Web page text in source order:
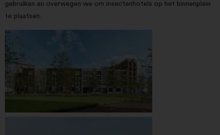
gebruiken en overwegen we om insectenhotels op het binnenplein
te plaatsen.